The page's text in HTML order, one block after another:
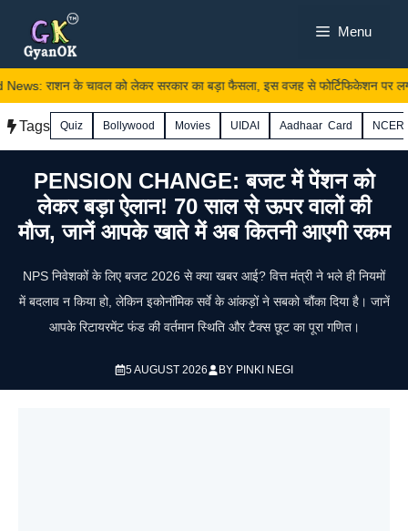
content
Menu
राशन के चावल को लेकर सरकार का बड़ा फैसला, इस वजह से फोर्टिफिकेशन पर
Tags Quiz Bollywood Movies UIDAI Aadhaar Card
PENSION CHANGE: बजट में पेंशन को
लेकर बड़ा ऐलान! 70 साल से ऊपर वालों की
मौज, जानें आपके खाते में अब कितनी आएगी रकम
NPS निवेशकों के लिए बजट 2026 से क्या खबर आई? वित्त मंत्री ने भले ही नियमों
में बदलाव न किया हो, लेकिन इकोनॉमिक सर्वे के आंकड़ों ने सबको चौंका दिया है। जानें
आपके रिटायरमेंट फंड की वर्तमान स्थिति और टैक्स छूट का पूरा गणित।
5 AUGUST 2026 BY PINKI NEGI